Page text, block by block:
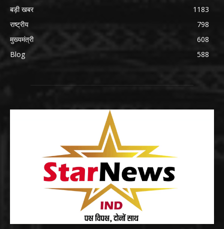
बड़ी खबर
1183
राष्ट्रीय
798
मुख्यमंत्री
608
Blog
588